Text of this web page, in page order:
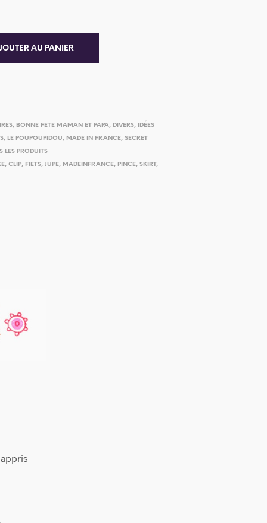
AU PANIER
, BONNE FETE MAMAN ET PAPA, DIVERS,
IDÉES
, LE POUPOUPIDOU, MADE IN FRANCE,SECRET
LES PRODUITS
,CLIP, FIETS,JUPE, MADEINFRANCE, PINCE,SKIRT,